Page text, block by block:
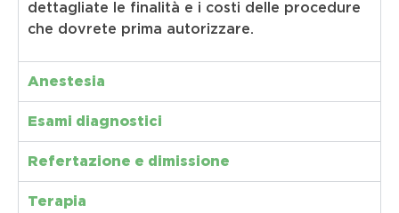
dettagliate le finalità e i costi delle procedure
che dovrete prima autorizzare.
Anestesia
Esami diagnostici
Refertazione e dimissione
Terapia